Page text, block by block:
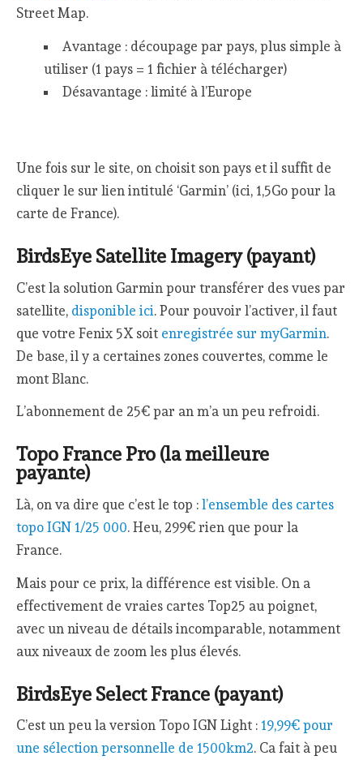
Street Map.
Avantage : découpage par pays, plus simple à
utiliser (1 pays = 1 fichier à télécharger)
Désavantage : limité à l’Europe
Une fois sur le site, on choisit son pays et il suffit de
cliquer le sur lien intitulé ‘Garmin’ (ici, 1,5Go pour la
carte de France).
BirdsEye Satellite Imagery (payant)
C’est la solution Garmin pour transférer des vues par
satellite, disponible ici. Pour pouvoir l’activer, il faut
que votre Fenix 5X soit enregistrée sur myGarmin.
De base, il y a certaines zones couvertes, comme le
mont Blanc.
L’abonnement de 25€ par an m’a un peu refroidi.
Topo France Pro (la meilleure
payante)
Là, on va dire que c’est le top :l’ensemble des cartes
topo IGN 1/25 000. Heu, 299€ rien que pour la
France.
Mais pour ce prix, la différence est visible. On a
effectivement de vraies cartes Top25 au poignet,
avec un niveau de détails incomparable, notamment
aux niveaux de zoom les plus élevés.
BirdsEye Select France (payant)
C’est un peu la version Topo IGN Light : 19,99€ pour
une sélection personnelle de 1500km2. Ca fait à peu